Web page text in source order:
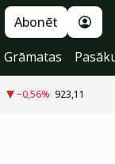
Abonēt
Grāmatas
−0,56% 923,11